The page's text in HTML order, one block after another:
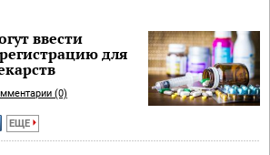
ввести
для
(0)
ЕЩЕ